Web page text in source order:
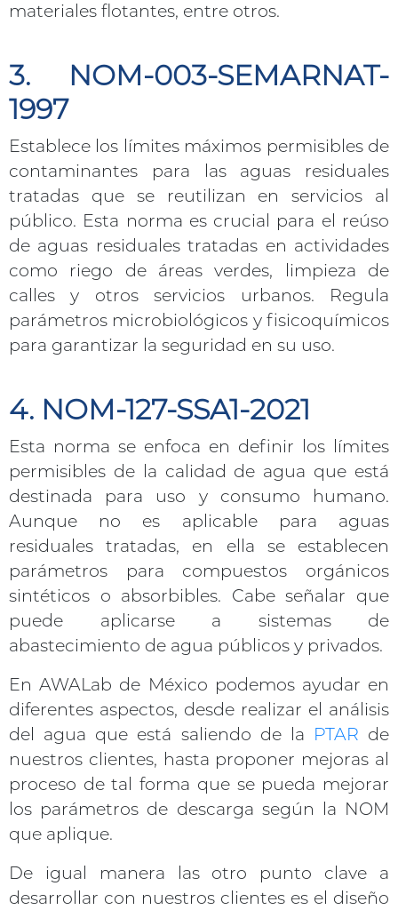
materiales flotantes, entre otros.
3. NOM-003-SEMARNAT-
1997
Establece los límites máximos permisibles de
contaminantes para las aguas residuales
tratadas que se reutilizan en servicios al
público. Esta norma es crucial para el reúso
de aguas residuales tratadas en actividades
como riego de áreas verdes, limpieza de
calles y otros servicios urbanos. Regula
parámetros microbiológicos y fisicoquímicos
para garantizar la seguridad en su uso.
4. NOM-127-SSA1-2021
Esta norma se enfoca en definir los límites
permisibles de la calidad de agua que está
destinada para uso y consumo humano.
Aunque no es aplicable para aguas
residuales tratadas, en ella se establecen
parámetros para compuestos orgánicos
sintéticos o absorbibles. Cabe señalar que
puede aplicarse a sistemas de
abastecimiento de agua públicos y privados.
En AWALab de México podemos ayudar en
diferentes aspectos, desde realizar el análisis
del agua que está saliendo de la PTAR de
nuestros clientes, hasta proponer mejoras al
proceso de tal forma que se pueda mejorar
los parámetros de descarga según la NOM
que aplique.
De igual manera las otro punto clave a
desarrollar con nuestros clientes es el diseño